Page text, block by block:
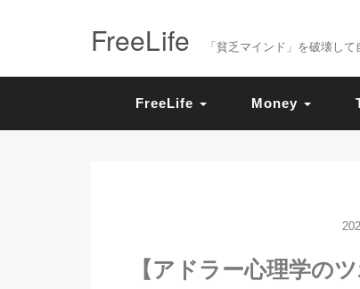
FreeLife 「貧乏マインド」を破壊し
FreeLife Money
【アドラー心理学の